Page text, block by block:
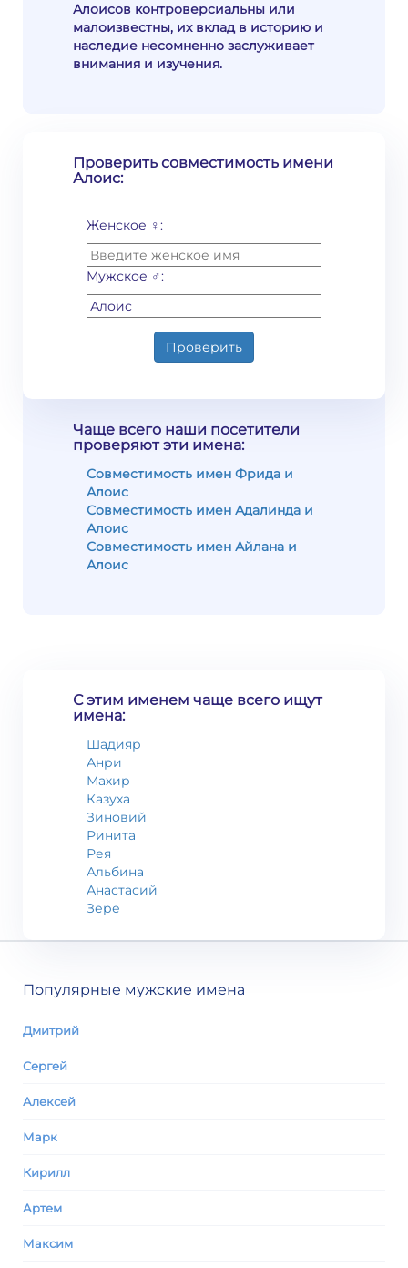
Алоисов контроверсиальны или
малоизвестны, их вклад в историю и
наследие несомненно заслуживает
внимания и изучения.
Проверить совместимость имени
Алоис:
Женское ♀:
Мужское ♂:
Проверить
Чаще всего наши посетители
проверяют эти имена:
Совместимость имен Фрида и
Алоис
Совместимость имен Адалинда и
Алоис
Совместимость имен Айлана и
Алоис
С этим именем чаще всего ищут
имена:
Шадияр
Анри
Махир
Казуха
Зиновий
Ринита
Рея
Альбина
Анастасий
Зере
Популярные мужские имена
Дмитрий
Сергей
Алексей
Марк
Кирилл
Артем
Максим